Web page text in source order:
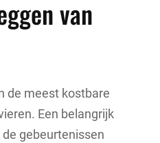
van
de meest kostbare
Een belangrijk
gebeurtenissen